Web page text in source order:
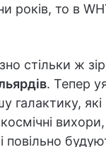
років, то в
стільки ж
. Тепер
які
космічні
повільно